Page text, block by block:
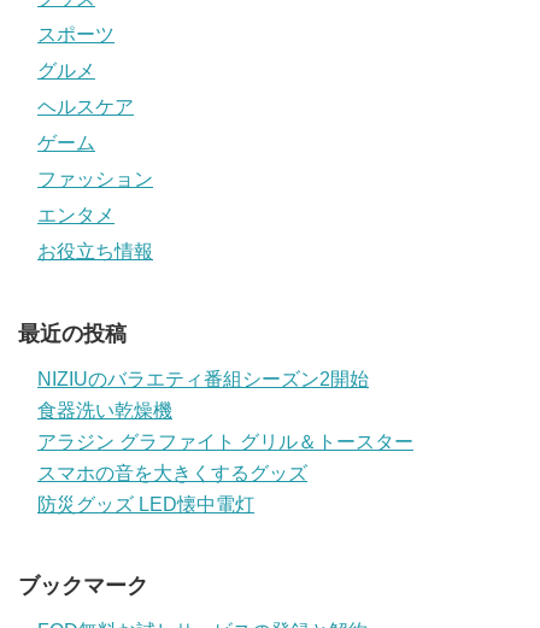
スポーツ
グルメ
ヘルスケア
ゲーム
ファッション
エンタメ
お役立ち情報
最近の投稿
NIZIUのバラエティ番組シーズン2開始
食器洗い乾燥機
アラジン グラファイト グリル＆トースター
スマホの音を大きくするグッズ
防災グッズ LED懐中電灯
ブックマーク